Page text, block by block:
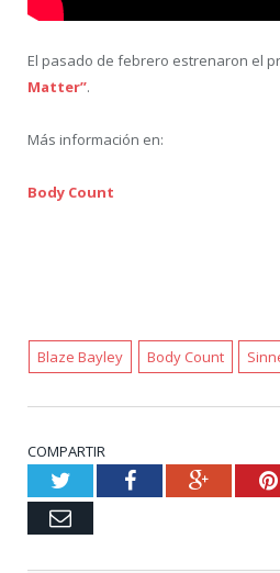
El pasado de febrero estrenaron el
Matter”.
Más información en:
Body Count
Blaze Bayley Body Count
COMPARTIR
TwitterFacebookGoogle+
Email